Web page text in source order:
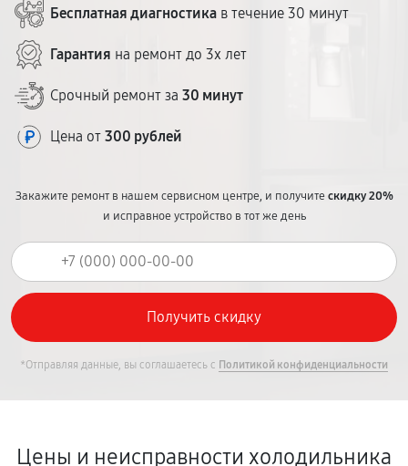
Бесплатная диагностика в течение 30 минут
Гарантия на ремонт до 3х лет
Срочный ремонт за 30 минут
Цена от 300 рублей
Закажите ремонт в нашем сервисном центре, и получитескидку 20%
и исправное устройство в тот же день
*Отправляя данные, вы соглашаетесь с Политикой конфиденциальности
Цены и неисправности холодильника